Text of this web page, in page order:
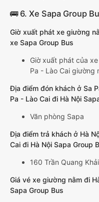
🚌 6. Xe Sapa Group
Giờ xuất phát xe giường
xe Sapa Group Bus
Giờ xuất phát của
Pa - Lào Cai giường
Địa điểm đón khách ở Sa
Pa - Lào Cai đi Hà Nội
Văn phòng Sapa
Địa điểm trả khách ở Hà
Cai đi Hà Nội Sapa Group
160 Trần Quang Khải
Giá vé xe giường nằm đi
Sapa Group Bus